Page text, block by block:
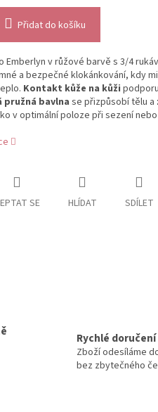
Přidat do košíku
Emberlyn v růžové barvě s 3/4
a bezpečné klokánkování, kdy
Kontakt kůže na kůži
pružná bavlna se přizpůsobí tělu a
v optimální poloze při sezení
SE HLÍDAT SDÍLET
Rychlé doručení
Zboží odesíláme
bez zbytečného